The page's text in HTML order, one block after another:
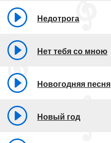
Недотрога
Нет тебя со мною
Новогодняя песня
Новый год